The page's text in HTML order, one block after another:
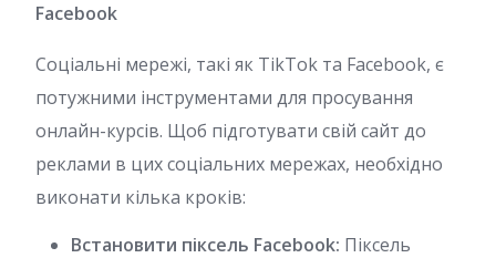
Facebook
Соціальні мережі, такі як TikTok та Facebook, є
потужними інструментами для просування
онлайн-курсів. Щоб підготувати свій сайт до
реклами в цих соціальних мережах, необхідно
виконати кілька кроків:
Встановити піксель Facebook: Піксель